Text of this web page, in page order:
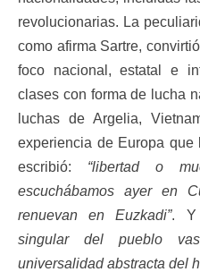
revolucionarias. La
como afirma Sartre,
foco nacional, estatal e
clases con forma de lucha
luchas de Argelia,
experiencia de Europa
escribió: “libertad o
escuchábamos ayer en
renuevan en Euzkadi”. Y
singular del pueblo
universalidad abstracta del